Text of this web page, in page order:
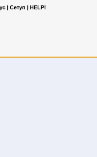
| Сетуп | HELP!